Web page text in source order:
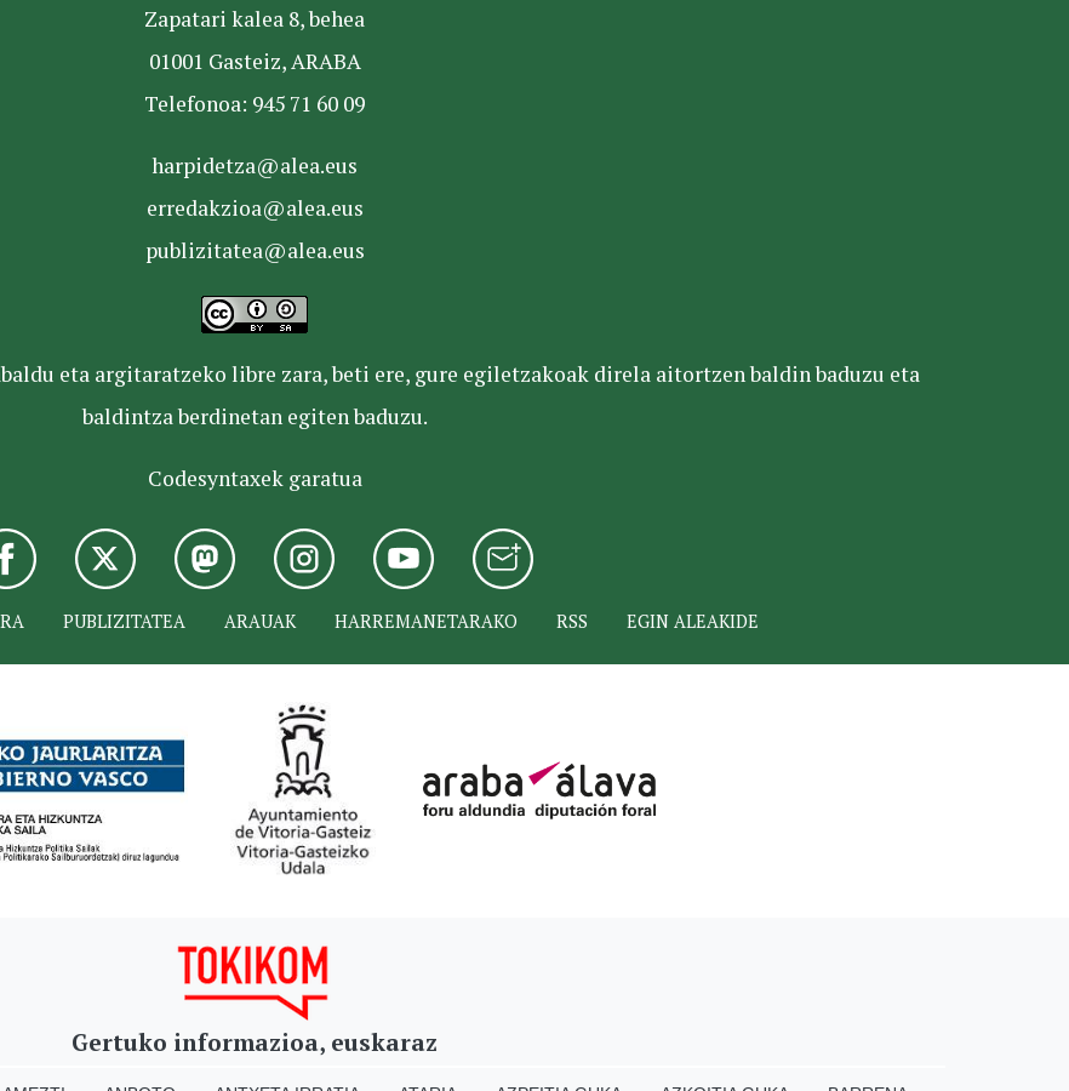
Zapatari kalea 8, behea
01001 Gasteiz, ARABA
Telefonoa: 945 71 60 09
harpidetza@alea.eus
erredakzioa@alea.eus
publizitatea@alea.eus
eta argitaratzeko libre zara, beti ere, gure egiletzakoak direla aitortzen baldin baduzu eta
baldintza berdinetan egiten baduzu.
Codesyntaxek garatua
PUBLIZITATEA ARAUAK HARREMANETARAKO RSS EGIN ALEAKIDE
Gertuko informazioa, euskaraz